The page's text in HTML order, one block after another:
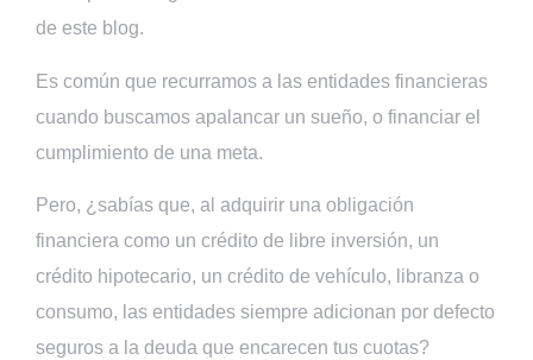
de este blog.
Es común que recurramos a las entidades financieras
cuando buscamos apalancar un sueño, o financiar el
cumplimiento de una meta.
Pero, ¿sabías que, al adquirir una obligación
financiera como un crédito de libre inversión, un
crédito hipotecario, un crédito de vehículo, libranza o
consumo, las entidades siempre adicionan por defecto
seguros a la deuda que encarecen tus cuotas?